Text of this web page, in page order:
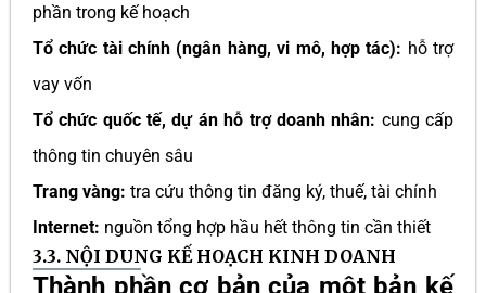
phần trong kế hoạch
Tổ chức tài chính (ngân hàng, vi mô, hợp tác): hỗ trợ
vay vốn
Tổ chức quốc tế, dự án hỗ trợ doanh nhân: cung cấp
thông tin chuyên sâu
Trang vàng: tra cứu thông tin đăng ký, thuế, tài chính
Internet: nguồn tổng hợp hầu hết thông tin cần thiết
3.3. NỘI DUNG KẾ HOẠCH KINH DOANH
Thành phần cơ bản của một bản kế